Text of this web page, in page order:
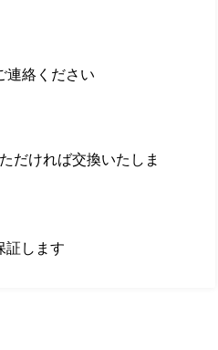
連絡ください
だければ交換いたしま
証します